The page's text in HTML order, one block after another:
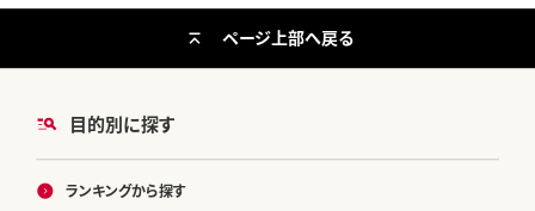
目的別に探す
ランキングから探す
ページ上部へ戻る